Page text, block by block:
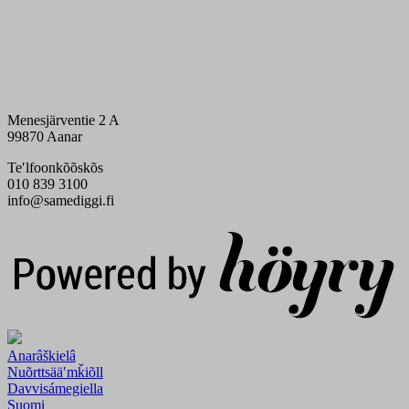
Menesjärventie 2 A
99870 Aanar
Teʹlfoonkõõskõs
010 839 3100
info@samediggi.fi
Anarâškielâ
Nuõrttsääʹmǩiõll
Davvisámegiella
Suomi